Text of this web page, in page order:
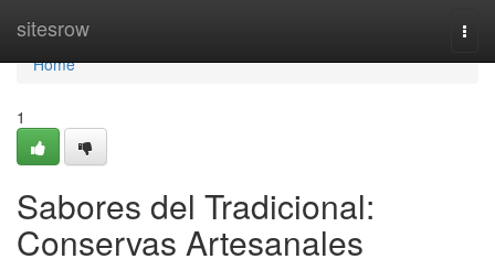
sitesrow
Home
Home
1
Sabores del Tradicional:
Conservas Artesanales